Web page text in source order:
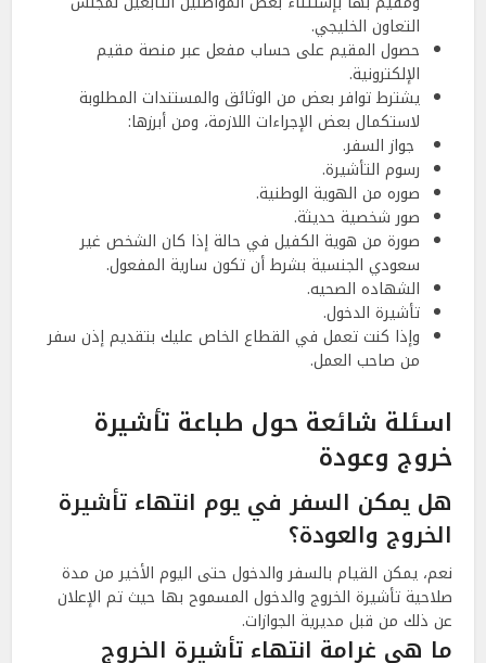
التعاون الخليجي.
حصول المقيم على حساب مفعل عبر منصة مقيم
الإلكترونية.
يشترط توافر بعض من الوثائق والمستندات المطلوبة
لاستكمال بعض الإجراءات اللازمة، ومن أبرزها:
جواز السفر.
رسوم التأشيرة.
صوره من الهوية الوطنية.
صور شخصية حديثة.
صورة من هوية الكفيل في حالة إذا كان الشخص غير
سعودي الجنسية بشرط أن تكون سارية المفعول.
الشهاده الصحيه.
تأشيرة الدخول.
وإذا كنت تعمل في القطاع الخاص عليك بتقديم إذن سفر
من صاحب العمل.
اسئلة شائعة حول طباعة تأشيرة
خروج وعودة
هل يمكن السفر في يوم انتهاء تأشيرة
الخروج والعودة؟
نعم، يمكن القيام بالسفر والدخول حتى اليوم الأخير من مدة
صلاحية تأشيرة الخروج والدخول المسموح بها حيث تم الإعلان
عن ذلك من قبل مديرية الجوازات.
ما هي غرامة انتهاء تأشيرة الخروج